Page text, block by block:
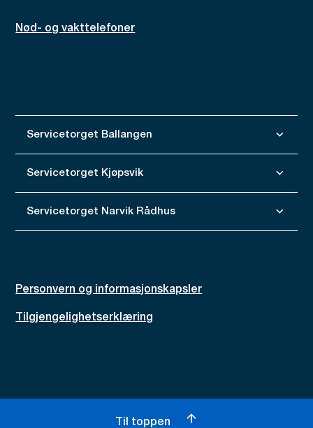
Nød- og vakttelefoner
Servicetorget Ballangen
Servicetorget Kjøpsvik
Servicetorget Narvik Rådhus
Personvern og informasjonskapsler
Tilgjengelighetserklæring
Til toppen